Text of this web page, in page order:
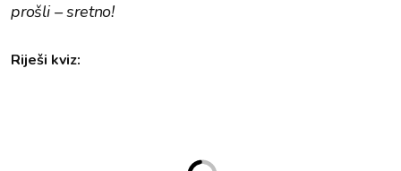
prošli – sretno!
Riješi kviz: